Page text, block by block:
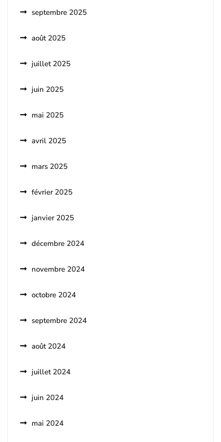
septembre 2025
août 2025
juillet 2025
juin 2025
mai 2025
avril 2025
mars 2025
février 2025
janvier 2025
décembre 2024
novembre 2024
octobre 2024
septembre 2024
août 2024
juillet 2024
juin 2024
mai 2024